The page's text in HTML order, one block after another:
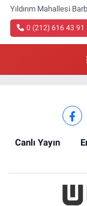
Yıldırım Mahallesi
0 (212) 616 43 91
Canlı Yayın